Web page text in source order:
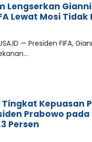
Lengserkan
Lewat Mosi Tidak
— Presiden FIFA,
Tingkat Kepuasan
Prabowo pada
Persen